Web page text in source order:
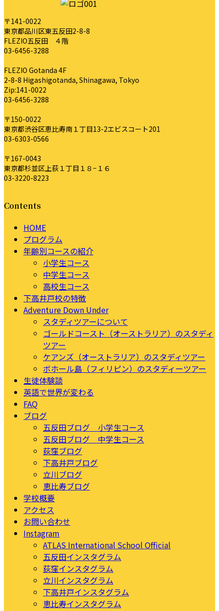
〒141-0022
東京都品川区東五反田2-8-8
FLEZIO五反田 ４階
03-6456-3288
FLEZIO Gotanda 4F
2-8-8 Higashigotanda, Shinagawa, Tokyo
Zip:141-0022
03-6456-3288
〒150-0022
東京都渋谷区恵比寿南１丁目13-2エビスコート201
03-6303-0566
〒167-0043
東京都杉並区上荻１丁目１８−１６
03-3220-8223
Contents
HOME
プログラム
年齢別コースの紹介
小学生コース
中学生コース
高校生コース
下高井戸校の特徴
Adventure Down Under
スタディツアーについて
ゴールドコースト（オーストラリア）のスタディ
ツアー
ケアンズ（オーストラリア）のスタディツアー
ボホール島（フィリピン）のスタディーツアー
生徒体験談
英語で世界が変わる
FAQ
ブログ
五反田ブログ 小学生コース
五反田ブログ 中学生コース
荻窪ブログ
下高井戸ブログ
立川ブログ
恵比寿ブログ
学校概要
アクセス
お問い合わせ
Instagram
ATLAS International School Official
五反田インスタグラム
荻窪インスタグラム
立川インスタグラム
下高井戸インスタグラム
恵比寿インスタグラム